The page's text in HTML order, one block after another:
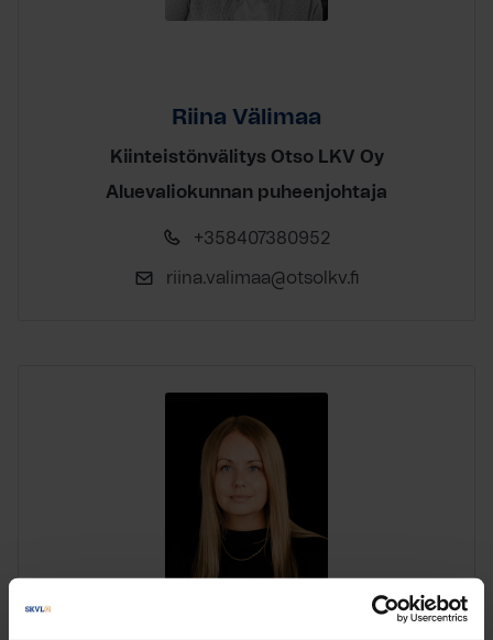
Riina Välimaa
Kiinteistönvälitys Otso LKV Oy
Aluevaliokunnan puheenjohtaja
+358407380952
riina.valimaa@otsolkv.fi